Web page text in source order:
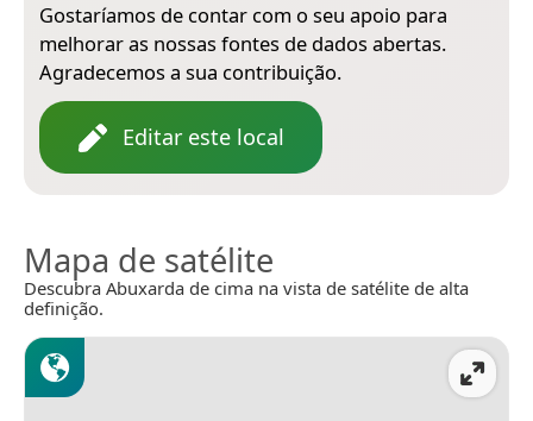
Gostaríamos de contar com o seu apoio para
melhorar as nossas fontes de dados abertas.
Agradecemos a sua contribuição.
Editar este local
Mapa de satélite
Descubra Abuxarda de cima na vista de satélite de alta
definição.